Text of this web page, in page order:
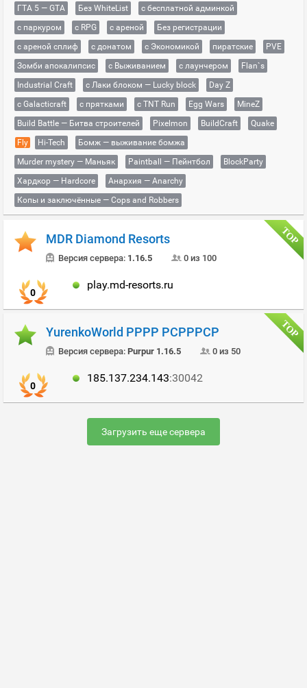
ГТА 5 — GTA
Без WhiteList
с бесплатной админкой
с паркуром
с RPG с ареной
Без регистрации
с ареной сплиф
с донатом с Экономикой пиратские
PVE
Зомби апокалипсис
с Выживанием с лаунчером
Flan`s
Industrial Craft
с Лаки блоком — Lucky block
Day Z
с Galacticraft
с прятками с TNT Run Egg Wars
MineZ
Build Battle — Битва строителей
Pixelmon BuildCraft
Quake
Fly
Hi-Tech
Бомж — выживание бомжа
Murder mystery — Маньяк
Paintball — Пейнтбол
BlockParty
Хардкор — Hardcore
Анархия — Anarchy
Копы и заключённые — Cops and Robbers
MDR Diamond Resorts
Версия сервера: 1.16.5 0 из 100
0
play.md-resorts.ru
YurenkoWorld РРРР РСРРРСР
Версия сервера: Purpur 1.16.5 0 из 50
0
185.137.234.143:30042
Загрузить еще сервера